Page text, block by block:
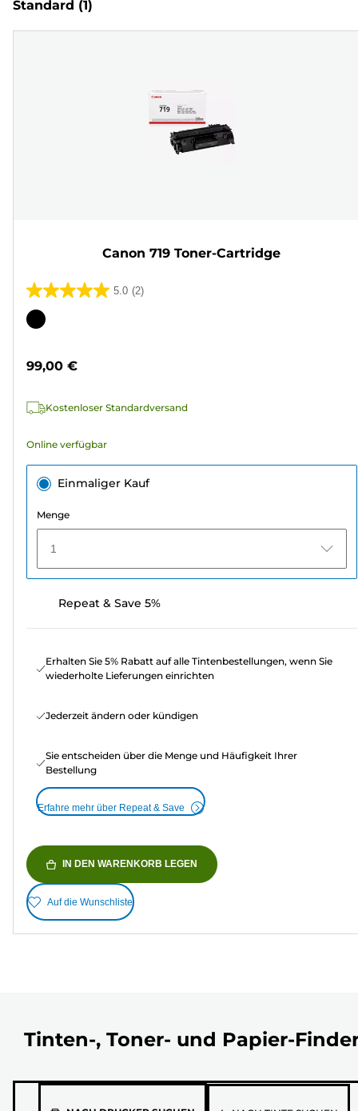
Standard (1)
Canon 719 Toner-Cartridge
5.0 (2)
5.0
von
2
Farbpatrone
99,00 €
Kostenloser Standardversand
Online verfügbar
Einmaliger Kauf
Menge
1
Repeat & Save 5%
Erhalten Sie 5% Rabatt auf alle Tintenbestellungen, wenn Sie
wiederholte Lieferungen einrichten
Jederzeit ändern oder kündigen
Sie entscheiden über die Menge und Häufigkeit Ihrer
Bestellung
Erfahre mehr über Repeat & Save
IN DEN WARENKORB LEGEN
Auf die Wunschliste
Tinten-, Toner- und Papier-